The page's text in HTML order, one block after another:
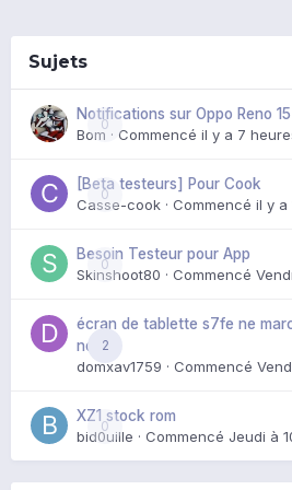
Sujets
0
Notifications sur Oppo Reno 15
Bom · Commencé il y a 7
0
[Beta testeurs] Pour Cook
Casse-cook · Commencé il y a
0
Besoin Testeur pour App
Skinshoot80 · Commencé
2
écran de tablette s7fe ne
noir
domxav1759 · Commencé
0
XZ1 stock rom
bid0uille · Commencé Jeudi à